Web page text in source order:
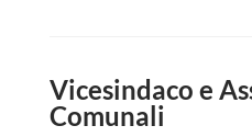
Vicesindaco e
Comunali